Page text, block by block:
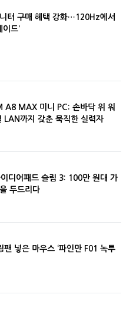
터 구매 혜택 강화…120Hz에서
드’
A8 MAX 미니 PC: 손바닥 위 워
LAN까지 갖춘 묵직한 실력자
이디어패드 슬림 3: 100만 원대 가
두드리다
팬 넣은 마우스 ‘파인만 F01 녹투